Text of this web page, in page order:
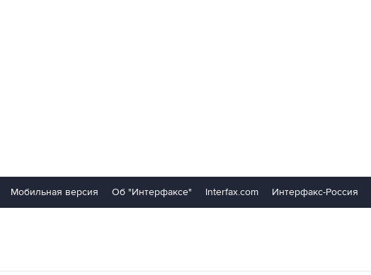
Мобильная версия Об "Интерфаксе" Interfax.com Интерфакс-Россия